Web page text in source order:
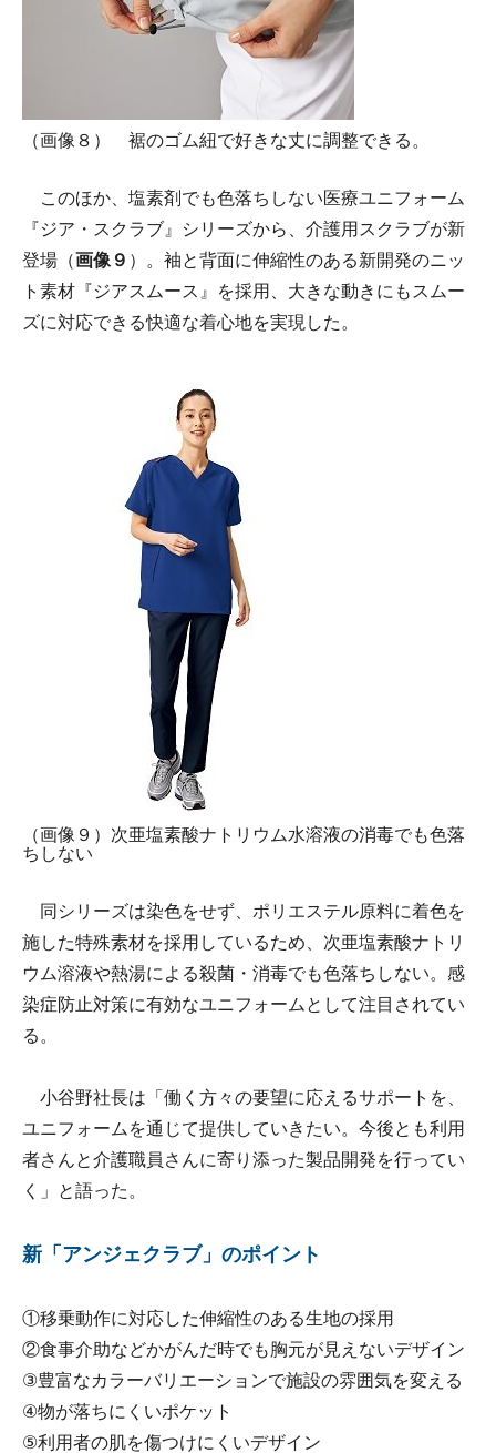
（画像８） 裾のゴム紐で好きな丈に調整できる。
このほか、塩素剤でも色落ちしない医療ユニフォーム
『ジア・スクラブ』シリーズから、介護用スクラブが新
登場（画像９ ）。袖と背面に伸縮性のある新開発のニッ
ト素材『ジアスムース』を採用、大きな動きにもスムー
ズに対応できる快適な着心地を実現した。
（画像９）次亜塩素酸ナトリウム水溶液の消毒でも色落
ちしない
同シリーズは染色をせず、ポリエステル原料に着色を
施した特殊素材を採用しているため、次亜塩素酸ナトリ
ウム溶液や熱湯による殺菌・消毒でも色落ちしない。感
染症防止対策に有効なユニフォームとして注目されてい
る。
小谷野社長は「働く方々の要望に応えるサポートを、
ユニフォームを通じて提供していきたい。今後とも利用
者さんと介護職員さんに寄り添った製品開発を行ってい
く」と語った。
新「アンジェクラブ」のポイント
①移乗動作に対応した伸縮性のある生地の採用
②食事介助などかがんだ時でも胸元が見えないデザイン
③豊富なカラーバリエーションで施設の雰囲気を変える
④物が落ちにくいポケット
⑤利用者の肌を傷つけにくいデザイン